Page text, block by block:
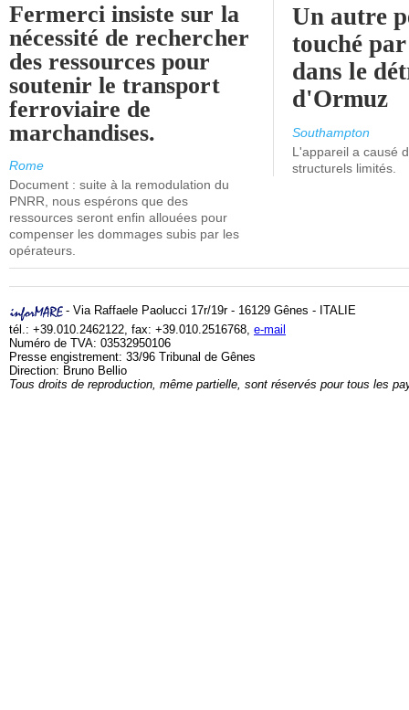
Fermerci insiste sur la
nécessité de rechercher
des ressources pour
soutenir le transport
ferroviaire de
marchandises.
Rome
Document : suite à la remodulation du
PNRR, nous espérons que des
ressources seront enfin allouées pour
compenser les dommages subis par les
opérateurs.
Un autre
touché
dans le
d'Ormuz
Southampton
L'appareil a causé
structurels limités.
- Via Raffaele Paolucci 17r/19r - 16129 Gênes - ITALIE
tél.: +39.010.2462122, fax: +39.010.2516768, e-mail
Numéro de TVA: 03532950106
Presse engistrement: 33/96 Tribunal de Gênes
Direction: Bruno Bellio
Tous droits de reproduction, même partielle, sont réservés pour tous les